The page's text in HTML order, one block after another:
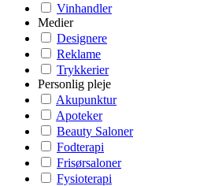
Vinhandler
Medier
Designere
Reklame
Trykkerier
Personlig pleje
Akupunktur
Apoteker
Beauty Saloner
Fodterapi
Frisørsaloner
Fysioterapi